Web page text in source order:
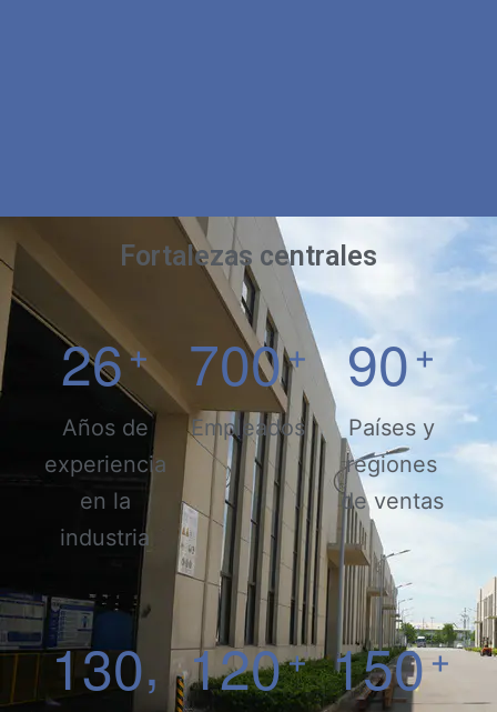
Fortalezas centrales
26+
Años de
experiencia
en la
industria
700+
Empleados
90+
Países y
regiones
de ventas
130, 120+ 150+